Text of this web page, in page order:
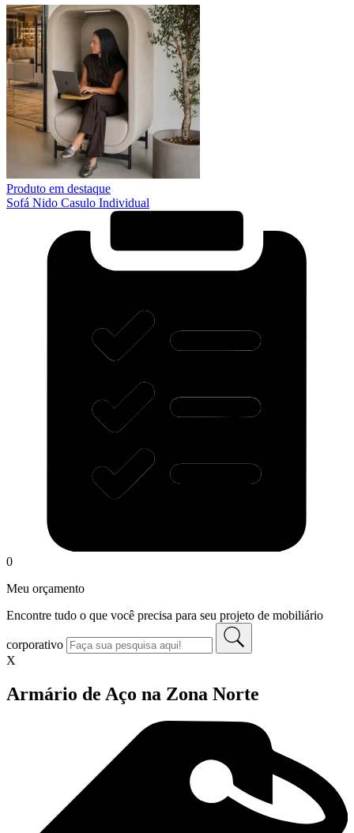
Produto em destaque
Sofá Nido Casulo Individual
0
Meu orçamento
Encontre tudo o que você precisa para seu projeto de mobiliário
corporativo
X
Armário de Aço na Zona Norte